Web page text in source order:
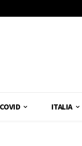
COVID ITALIA